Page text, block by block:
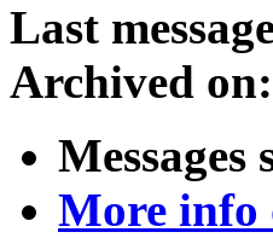
Last
Archived on:
Messages
More info